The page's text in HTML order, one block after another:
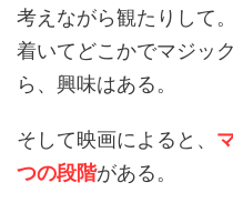
考えながら観たりして
着いてどこかでマジッ
ら、興味はある。
そして映画によると、
つの段階がある。